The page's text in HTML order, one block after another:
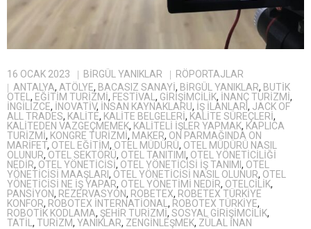
16 OCAK 2023 BIRGÜL YANIKLAR
RÖPORTAJLAR
ANTALYA, ATÖLYE, BACASIZ SANAYI, BİRGÜL YANIKLAR, BUTIK
OTEL, EĞITIM TURIZMI, FESTIVAL, GIRIŞIMCILIK, INANÇ TURIZMI,
INGILIZCE, INOVATIV, INSAN KAYNAKLARU, IŞ ILANLARI , JACK OF
ALL TRADES, KALITE, KALITE BELGELERI, KALITE SÜREÇLERI,
KALITEDEN VAZGEÇMEMEK, KALITELI IŞLER YAPMAK, KAPLICA
TURIZMI, KONGRE TURIZMI, MAKER, ON PARMAĞINDA ON
MARIFET, OTEL EĞITIM, OTEL MÜDÜRÜ, OTEL MÜDÜRÜ NASIL
OLUNUR, OTEL SEKTÖRÜ, OTEL TANITIMI , OTEL YÖNETICILIĞI
NEDIR, OTEL YÖNETICISI, OTEL YÖNETICISI IŞ TANIMI , OTEL
YÖNETICISI MAAŞLARI , OTEL YÖNETICISI NASIL OLUNUR, OTEL
YÖNETICISI NE IŞ YAPAR, OTEL YÖNETIMI NEDIR, OTELCILIK,
PANSIYON, REZERVASYON, ROBETEX, ROBETEX TÜRKIYE
KONFOR, ROBOTEX İNTERNATIONAL, ROBOTEX TÜRKIYE,
ROBOTIK KODLAMA, ŞEHIR TURIZMI, SOSYAL GIRIŞIMCILIK,
TATIL, TURIZM, YANIKLAR, ZENGİNLEŞMEK, ZÜLAL İNAN